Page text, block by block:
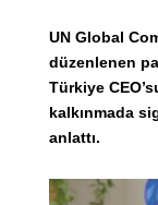
UN Global
düzenlenen
Türkiye
kalkınmada
anlattı.